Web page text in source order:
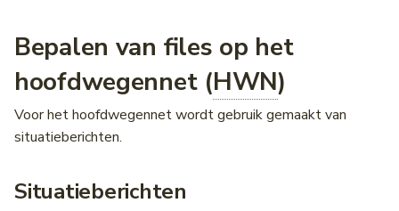
Historische laadpunten
Verkeersregelinstallaties
(VRI) intensiteiten
Fiets
Aslastbeperkingen
Lastbeperkingen
Bomen in de berm
Bepalen van files op het
hoofdwegennet (HWN)
Voor het hoofdwegennet wordt gebruik gemaakt van
situatieberichten.
Situatieberichten